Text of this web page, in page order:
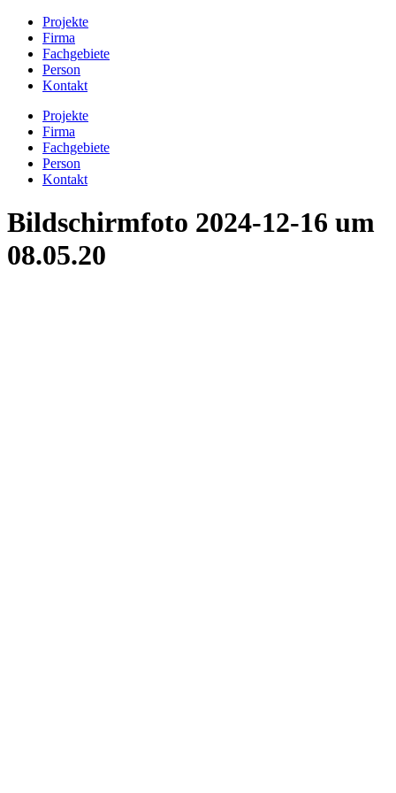
Projekte
Firma
Fachgebiete
Person
Kontakt
Projekte
Firma
Fachgebiete
Person
Kontakt
Bildschirmfoto 2024-12-16 um
08.05.20